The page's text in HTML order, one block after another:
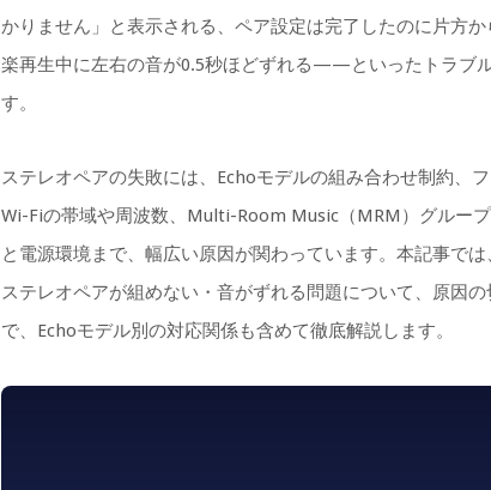
かりません」と表示される、ペア設定は完了したのに片方
楽再生中に左右の音が0.5秒ほどずれる——といったトラブ
す。
ステレオペアの失敗には、Echoモデルの組み合わせ制約、
Wi-Fiの帯域や周波数、Multi-Room Music（MRM）グルー
と電源環境まで、幅広い原因が関わっています。本記事で
ステレオペアが組めない・音がずれる問題について、原因
で、Echoモデル別の対応関係も含めて徹底解説します。